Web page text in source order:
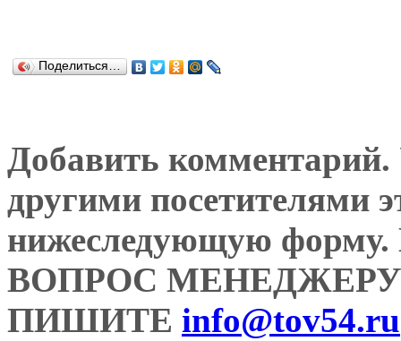
Поделиться…
Добавить комментарий.
другими посетителями
нижеследующую
ВОПРОС
ПИШИТЕ info@tov54.ru